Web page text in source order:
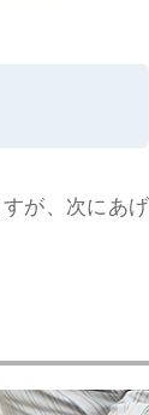
が、次にあげ